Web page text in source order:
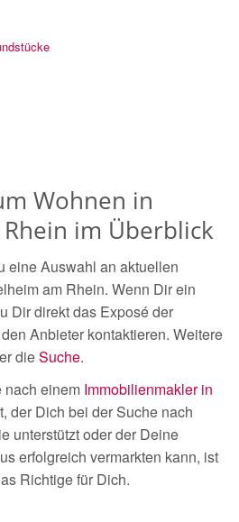
Wohnen in
im Überblick
eine Auswahl an aktuellen
am Rhein. Wenn Dir ein
Dir direkt das Exposé der
Anbieter kontaktieren. Weitere
dieSuche.
nach einem Immobilienmakler in
der Dich bei der Suche nach
unterstützt oder der Deine
erfolgreich vermarkten kann, ist
Richtige für Dich.